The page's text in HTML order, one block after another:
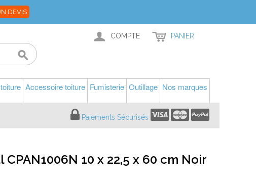
DEVIS
COMPTE PANIER
Accessoire toiture Fumisterie Outillage Nos marques
Paiements Sécurisés
10 x 22,5 x 60 cm Noir